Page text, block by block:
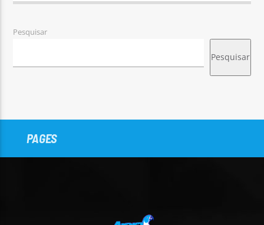
Pesquisar
Pesquisar
PAGES